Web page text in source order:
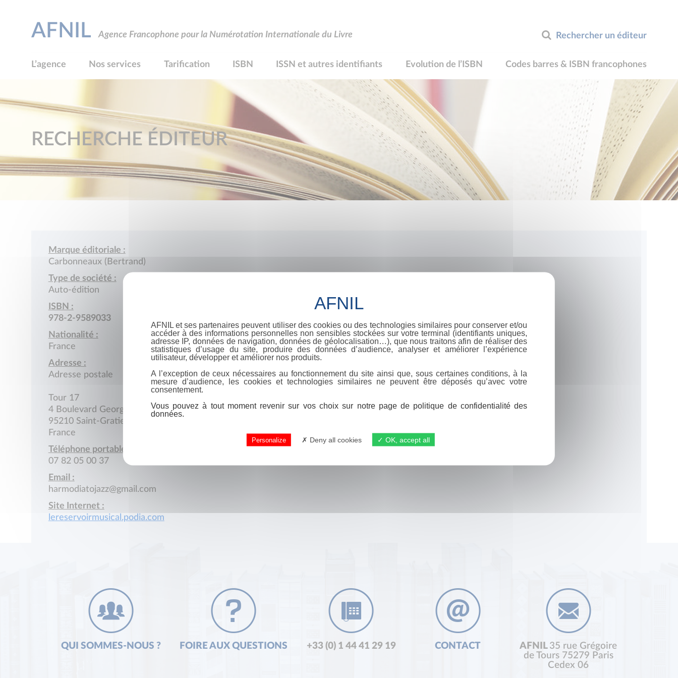
Rechercher un éditeur
AFNIL Agence Francophone pour la Numérotation Internationale du Livre
L’agence Nos services Tarification ISBN ISSN et autres identifiants Evolution de l’ISBN Codes barres & ISBN francophones
RECHERCHE ÉDITEUR
Marque éditoriale :
Carbonneaux (Bertrand)
Type de société :
Auto-édition
ISBN :
978-2-9589033
Nationalité :
France
Adresse :
Adresse postale
Tour 17
4 Boulevard Georgette-Agutte
95210 Saint-Gratien
France
Téléphone portable :
07 82 05 00 37
Email :
harmodiatojazz@gmail.com
Site Internet :
lereservoirmusical.podia.com
QUI SOMMES-NOUS ? FOIRE AUX QUESTIONS +33 (0) 1 44 41 29 19 CONTACT AFNIL 35 rue Grégoire
de Tours 75279 Paris
Cedex 06
AFNIL et ses partenaires peuvent utiliser des cookies ou des technologies similaires pour conserver et/ou
accéder à des informations personnelles non sensibles stockées sur votre terminal (identifiants uniques,
adresse IP, données de navigation, données de géolocalisation…), que nous traitons afin de réaliser des
statistiques d’usage du site, produire des données d’audience, analyser et améliorer l’expérience
utilisateur, développer et améliorer nos produits.
A l’exception de ceux nécessaires au fonctionnement du site ainsi que, sous certaines conditions, à la
mesure d’audience, les cookies et technologies similaires ne peuvent être déposés qu’avec votre
consentement.
Vous pouvez à tout moment revenir sur vos choix sur notre page de politique de confidentialité des
données.
Personalize Deny all cookies OK, accept all